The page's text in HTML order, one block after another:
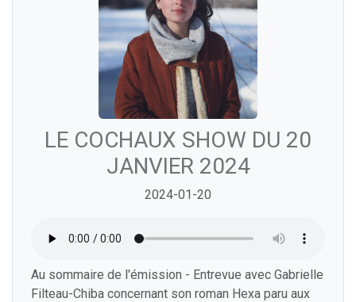
LE COCHAUX SHOW DU 20
JANVIER 2024
2024-01-20
Au sommaire de l'émission - Entrevue avec Gabrielle
Filteau-Chiba concernant son roman Hexa paru aux